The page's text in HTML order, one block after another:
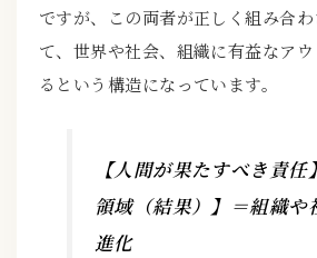
ですが、この両者が正しく組み合
て、世界や社会、組織に有益なア
るという構造になっています。
【人間が果たすべき責
領域（結果）】＝組織や
進化